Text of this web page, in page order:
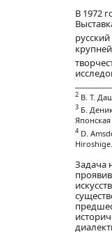
В 1972
2 В. Т.
3 Б.
4 D.
Задача